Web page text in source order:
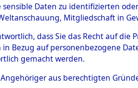
0002
Person
sensible Daten zu identifizierten
Mitgliedschaft in
dass Sie das Recht auf
Bezug auf personenbezogene
gemacht werden.
Angehöriger aus berechtigten